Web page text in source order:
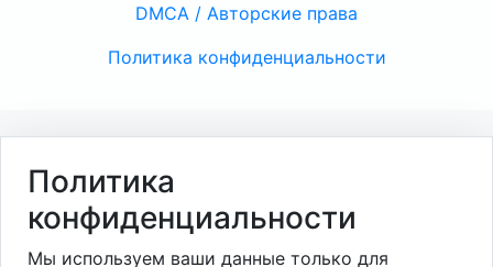
DMCA / Авторские права
Политика конфиденциальности
Политика
конфиденциальности
Мы используем ваши данные только для